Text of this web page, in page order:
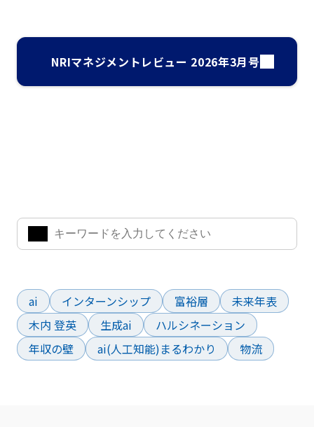
NRIマネジメントレビュー 2026年3月号
ai
インターンシップ 富裕層
未来年表
木内 登英
生成ai
ハルシネーション
年収の壁
ai(人工知能)まるわかり 物流